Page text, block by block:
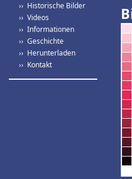
›› Historische Bilder
›› Videos
›› Informationen
›› Geschichte
›› Herunterladen
›› Kontakt